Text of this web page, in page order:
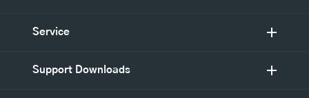
Service
Support Downloads